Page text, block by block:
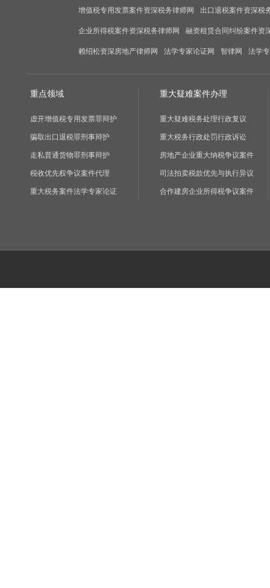
增值税专用发票案件资深税务律师网 出口退税案件资深税
企业所得税案件资深税务律师网 融资租赁合同纠纷案件资
赖绍松资深房地产律师网 法学专家论证网 智律网 法学
重点领域
虚开增值税专用发票罪辩护
骗取出口退税罪刑事辩护
走私普通货物罪刑事辩护
税收优先权争议案件代理
重大税务案件法学专家论证
重大疑难案件办理
重大疑难税务处理行政复议
重大税务行政处罚行政诉讼
房地产企业重大纳税争议案件
司法拍卖税款优先与执行异议
合作建房企业所得税争议案件